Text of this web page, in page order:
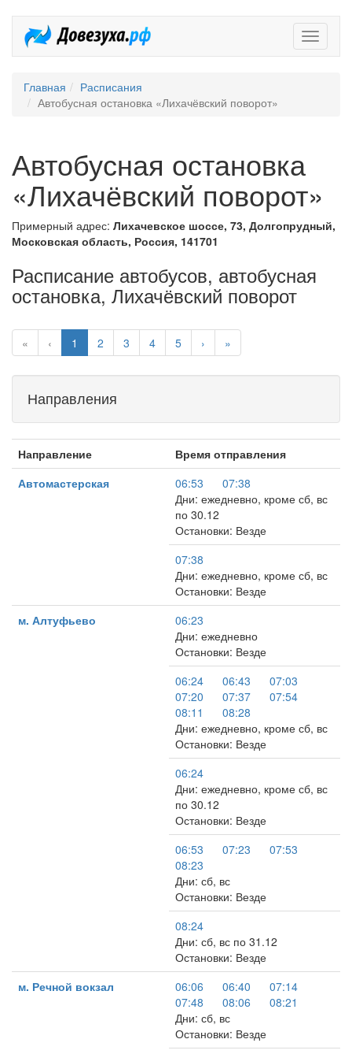
Главная
Расписания
Автобусная остановка «Лихачёвский поворот»
Автобусная остановка
«Лихачёвский поворот»
Примерный адрес: Лихачевское шоссе, 73, Долгопрудный,
Московская область, Россия, 141701
Расписание автобусов, автобусная
остановка, Лихачёвский поворот
« ‹ 1 2 3 4 5 › »
Направления
Направление
Время отправления
Автомастерская
06:53
07:38
Дни: ежедневно, кроме сб, вс
по 30.12
Остановки: Везде
07:38
Дни: ежедневно, кроме сб, вс
Остановки: Везде
м. Алтуфьево
06:23
Дни: ежедневно
Остановки: Везде
06:24
06:43
07:03
07:20
07:37
07:54
08:11
08:28
Дни: ежедневно, кроме сб, вс
Остановки: Везде
06:24
Дни: ежедневно, кроме сб, вс
по 30.12
Остановки: Везде
06:53
07:23
07:53
08:23
Дни: сб, вс
Остановки: Везде
08:24
Дни: сб, вс по 31.12
Остановки: Везде
м. Речной вокзал
06:06 06:40
07:14
07:48
08:06
08:21
Дни: сб, вс
Остановки: Везде